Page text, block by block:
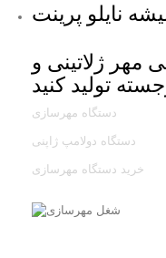
نایلو پرینت
مهر ژلاتینی و
دستگاه مهرسازی
دستگاه دولامپ ژاپنی
خرید دستگاه مهرسازی